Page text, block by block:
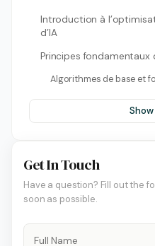
Introduction à
d’IA
Principes fondamentaux
Algorithmes de base et
Get In Touch
Have a question? Fill out the
soon as possible.